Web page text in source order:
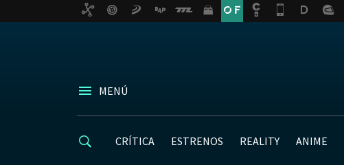
MENÚ
CRÍTICA ESTRENOS REALITY ANIME